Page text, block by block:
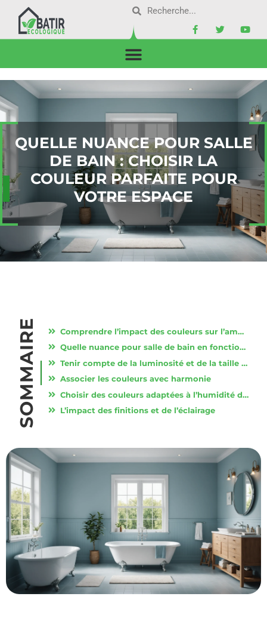
QUELLE NUANCE POUR SALLE
DE BAIN : CHOISIR LA
COULEUR PARFAITE POUR
VOTRE ESPACE
SOMMAIRE
Comprendre l’impact des couleurs sur l’ambiance de votre salle de bain
Quelle nuance pour salle de bain en fonction du style de décoration souhaité
Tenir compte de la luminosité et de la taille de la pièce
Associer les couleurs avec harmonie
Choisir des couleurs adaptées à l’humidité de la salle de bain
L’impact des finitions et de l’éclairage